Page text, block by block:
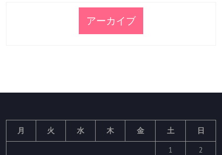
アーカイブ
月 火 水 木 金 土 日
1
2